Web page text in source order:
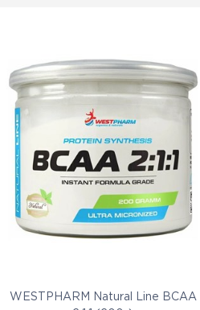
WESTPHARM Natural Line BCAA